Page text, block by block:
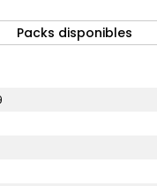
Packs disponibles